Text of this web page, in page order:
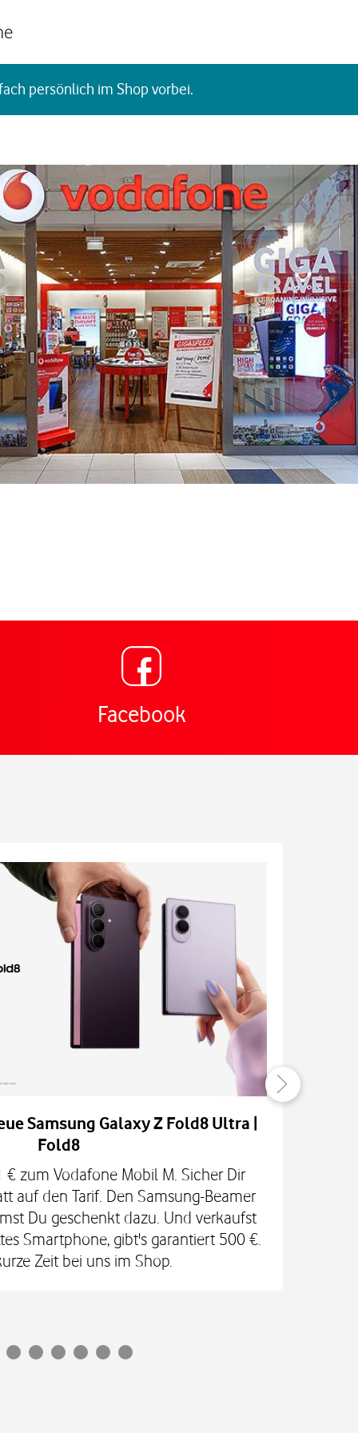
persönlich im Shop vorbei.
Facebook
Samsung Galaxy Z Fold8 Ultra |
Fold8
zum Vodafone Mobil M. Sicher Dir
auf den Tarif. Den Samsung-Beamer
Du geschenkt dazu. Und verkaufst
Smartphone, gibt's garantiert 500 €.
Zeit bei uns im Shop.